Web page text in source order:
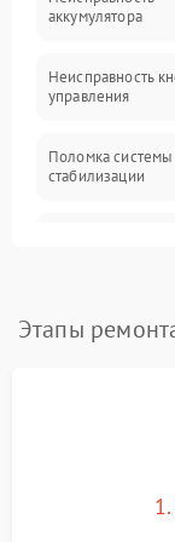
аккумулятора
Неисправность
управления
Поломка системы
стабилизации
Wi-Fi
Этапы